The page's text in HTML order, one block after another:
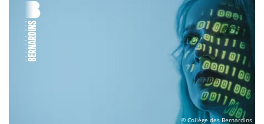
© Collège des Bernardins